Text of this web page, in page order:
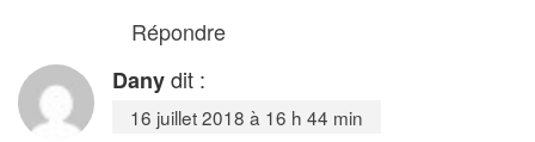
Répondre
Danydit :
16 juillet 2018 à 16 h 44 min